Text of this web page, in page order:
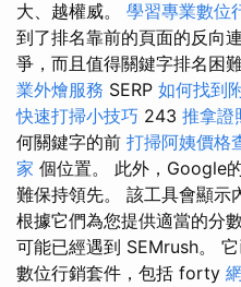
大、越權威。 學習專業數位
到了排名靠前的頁面的反向
爭，而且值得關鍵字排名困
業外燴服務 SERP 如何找到
快速打掃小技巧 243 推拿證
何關鍵字的前 打掃阿姨價格
家 個位置。 此外，Google
難保持領先。 該工具會顯示
根據它們為您提供適當的分
可能已經遇到 SEMrush。
數位行銷套件，包括 forty